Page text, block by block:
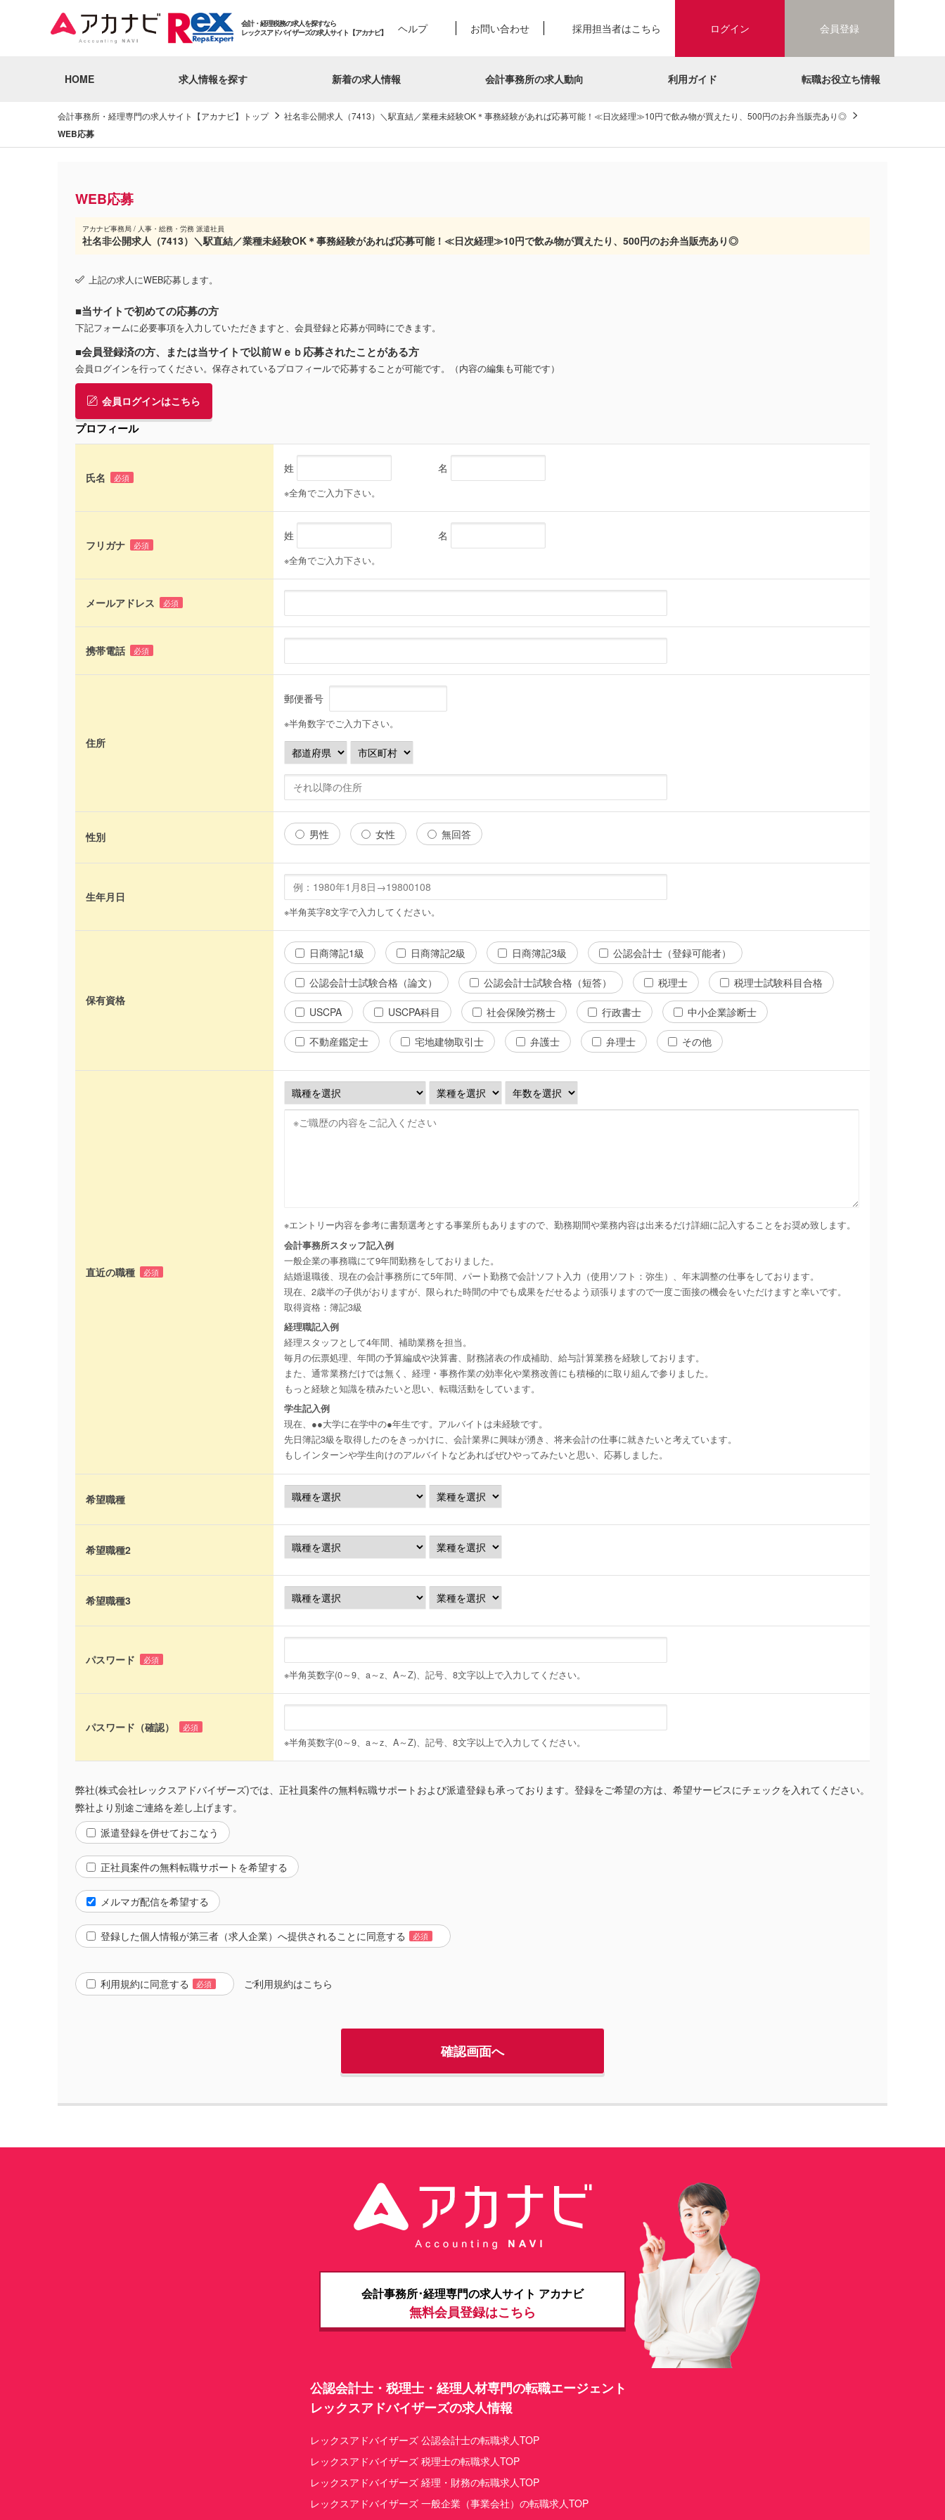
会計・経理税務の求人を探すなら
レックスアドバイザーズの求人サイト【アカナビ】
ヘルプ お問い合わせ 採用担当者はこちら ログイン 会員登録
HOME 求人情報を探す 新着の求人情報 会計事務所の求人動向 利用ガイド 転職お役立ち情報
会計事務所・経理専門の求人サイト【アカナビ】トップ 社名非公開求人（7413）＼駅直結／業種未経験OK＊事務経験があれば応募可能！≪日次経理≫10円で飲み物が買えたり、500円のお弁当販売あり◎
WEB応募
WEB応募
アカナビ事務局 / 人事・総務・労務 派遣社員
社名非公開求人（7413）＼駅直結／業種未経験OK＊事務経験があれば応募可能！≪日次経理≫10円で飲み物が買えたり、500円のお弁当販売あり◎
上記の求人にWEB応募します。
■当サイトで初めての応募の方
下記フォームに必要事項を入力していただきますと、会員登録と応募が同時にできます。
■会員登録済の方、または当サイトで以前Ｗｅｂ応募されたことがある方
会員ログインを行ってください。保存されているプロフィールで応募することが可能です。（内容の編集も可能です）
会員ログインはこちら
プロフィール
氏名 必須
姓 名
※全角でご入力下さい。
フリガナ 必須
姓 名
※全角でご入力下さい。
メールアドレス 必須
携帯電話 必須
住所
郵便番号
※半角数字でご入力下さい。
性別 男性 女性 無回答
生年月日
※半角英字8文字で入力してください。
保有資格
日商簿記1級 日商簿記2級 日商簿記3級 公認会計士（登録可能者）
公認会計士試験合格（論文） 公認会計士試験合格（短答） 税理士 税理士試験科目合格
USCPA USCPA科目 社会保険労務士 行政書士 中小企業診断士
不動産鑑定士 宅地建物取引士 弁護士 弁理士 その他
直近の職種 必須
※エントリー内容を参考に書類選考とする事業所もありますので、勤務期間や業務内容は出来るだけ詳細に記入することをお奨め致します。
会計事務所スタッフ記入例
一般企業の事務職にて9年間勤務をしておりました。
結婚退職後、現在の会計事務所にて5年間、パート勤務で会計ソフト入力（使用ソフト：弥生）、年末調整の仕事をしております。
現在、2歳半の子供がおりますが、限られた時間の中でも成果をだせるよう頑張りますので一度ご面接の機会をいただけますと幸いです。
取得資格：簿記3級
経理職記入例
経理スタッフとして4年間、補助業務を担当。
毎月の伝票処理、年間の予算編成や決算書、財務諸表の作成補助、給与計算業務を経験しております。
また、通常業務だけでは無く、経理・事務作業の効率化や業務改善にも積極的に取り組んで参りました。
もっと経験と知識を積みたいと思い、転職活動をしています。
学生記入例
現在、●●大学に在学中の●年生です。アルバイトは未経験です。
先日簿記3級を取得したのをきっかけに、会計業界に興味が湧き、将来会計の仕事に就きたいと考えています。
もしインターンや学生向けのアルバイトなどあればぜひやってみたいと思い、応募しました。
希望職種
希望職種2
希望職種3
パスワード 必須
※半角英数字(0～9、a～z、A～Z)、記号、8文字以上で入力してください。
パスワード（確認） 必須
※半角英数字(0～9、a～z、A～Z)、記号、8文字以上で入力してください。
弊社(株式会社レックスアドバイザーズ)では、正社員案件の無料転職サポートおよび派遣登録も承っております。登録をご希望の方は、希望サービスにチェックを入れてください。
弊社より別途ご連絡を差し上げます。
派遣登録を併せておこなう
正社員案件の無料転職サポートを希望する
メルマガ配信を希望する
登録した個人情報が第三者（求人企業）へ提供されることに同意する 必須
利用規約に同意する 必須 ご利用規約はこちら
​​​会計事務所･経理専門の求人サイト アカナビ
無料会員登録はこちら
公認会計士・税理士・経理人材専門の転職エージェント
レックスアドバイザーズの求人情報
レックスアドバイザーズ 公認会計士の転職求人TOP
レックスアドバイザーズ 税理士の転職求人TOP
レックスアドバイザーズ 経理・財務の転職求人TOP
レックスアドバイザーズ 一般企業（事業会社）の転職求人TOP